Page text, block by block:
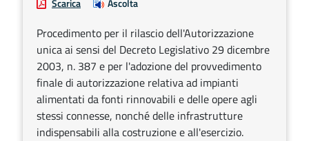
Scarica Ascolta
Procedimento per il rilascio dell'Autorizzazione
unica ai sensi del Decreto Legislativo 29 dicembre
2003, n. 387 e per l'adozione del provvedimento
finale di autorizzazione relativa ad impianti
alimentati da fonti rinnovabili e delle opere agli
stessi connesse, nonché delle infrastrutture
indispensabili alla costruzione e all'esercizio.